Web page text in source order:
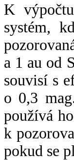
K
systém,
a 1 au od
souvisí s
o 0,3
používá
k
pokud se